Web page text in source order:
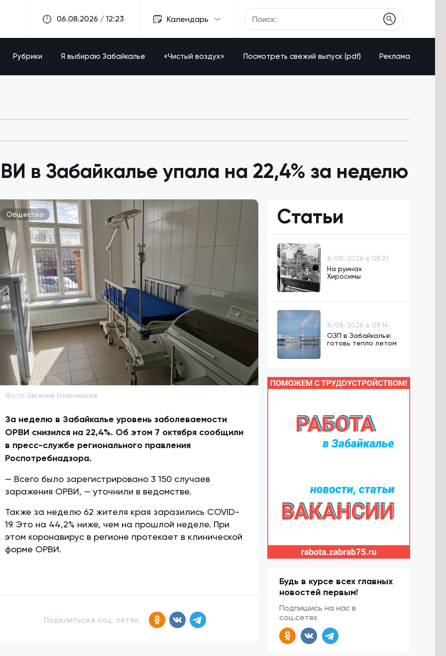
06.08.2026 / 12:23 Календарь
Рубрики Я выбираю Забайкалье «Чистый воздух» Посмотреть свежий выпуск (pdf) Реклама
в Забайкалье упала на 22,4% за неделю
Общество
Фото: Евгений Епанчинцев
За неделю в Забайкалье уровень заболеваемости
ОРВИ снизился на 22,4%. Об этом 7 октября сообщили
в пресс-службе регионального правления
Роспотребнадзора.
— Всего было зарегистрировано 3 150 случаев
заражения ОРВИ, — уточнили в ведомстве.
Также за неделю 62 жителя края заразились COVID-
19. Это на 44,2% ниже, чем на прошлой неделе. При
этом коронавирус в регионе протекает в клинической
форме ОРВИ.
Поделиться в соц. сетях:
Статьи
6/08/2026 в 08:21
На руинах
Хиросимы
6/08/2026 в 08:14
ОЗП в Забайкалье:
готовь тепло летом
Будь в курсе всех главных
новостей первым!
Подпишись на нас в
соц.сетях